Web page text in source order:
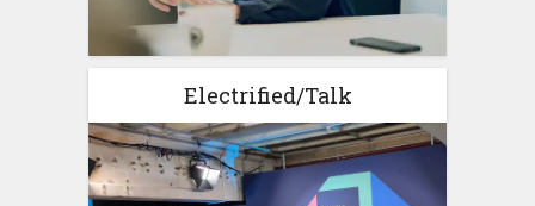
Electrified/Talk